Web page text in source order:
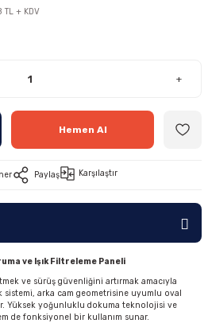
TL + KDV
+
Hemen Al
Paylaş Karşılaştır
ve Işık Filtreleme Paneli
ve sürüş güvenliğini artırmak amacıyla
arka cam geometrisine uyumlu oval
Yüksek yoğunluklu dokuma teknolojisi ve
de fonksiyonel bir kullanım sunar.